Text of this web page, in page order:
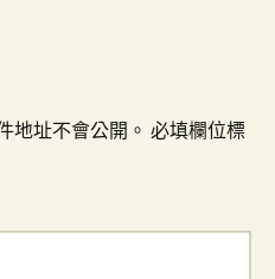
地址不會公開。 必填欄位標